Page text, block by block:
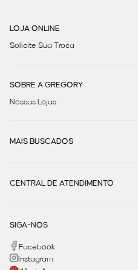
LOJA ONLINE
Solicite Sua Troca
SOBRE A GREGORY
Nossas Lojas
MAIS BUSCADOS
CENTRAL DE ATENDIMENTO
SIGA-NOS
Facebook
Instagram